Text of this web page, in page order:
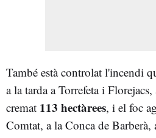
També està controlat l'incendi
a la tarda a Torrefeta i
cremat 113 hectàrees, i el foc
Comtat, a la Conca de Barberà,